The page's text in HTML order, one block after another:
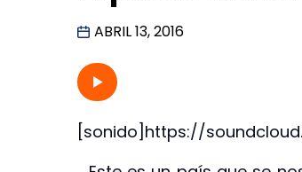
ABRIL 13, 2016
[sonido]https://